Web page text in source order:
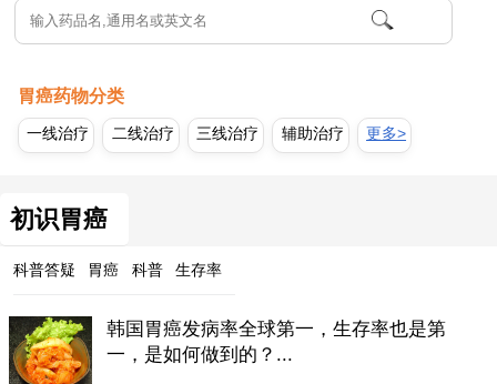
胃癌药物分类
一线治疗 二线治疗 三线治疗 辅助治疗 更多>
初识胃癌
科普答疑 胃癌 科普 生存率
韩国胃癌发病率全球第一，生存率也是第
一，是如何做到的？...